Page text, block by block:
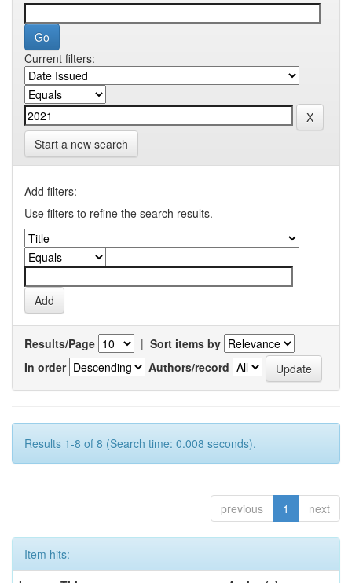
Current filters:
Start a new search
Add filters:
Use filters to refine the search results.
Results/Page | Sort items by
In order
Authors/record
Results 1-8 of 8 (Search time: 0.008 seconds).
previous 1 next
Item hits: